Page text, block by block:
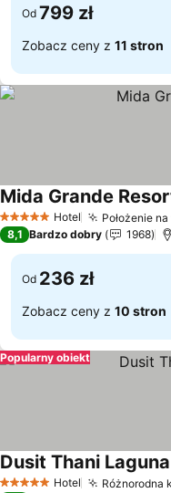
Od 799 zł
Zobacz ceny z 11 stron
5 KategoriaHotel Położenie
Mida Grande
8,1 Bardzo dobry 1968
Od 236 zł
Zobacz ceny z 10 stron
Popularny obiekt
5 KategoriaHotel Różnorodna
Dusit Thani